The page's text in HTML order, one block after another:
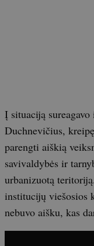
Į situaciją
Duchnevičius,
parengti aiškią
savivaldybės ir
urbanizuotą
institucijų viešosios
nebuvo aišku, kas